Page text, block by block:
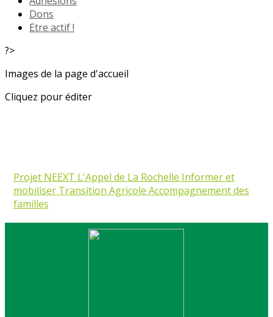
Dons
Etre actif !
?>
Images de la page d'accueil
Cliquez pour éditer
Projet NEEXT L'Appel de La Rochelle Informer et
mobiliser Transition Agricole Accompagnement des
familles